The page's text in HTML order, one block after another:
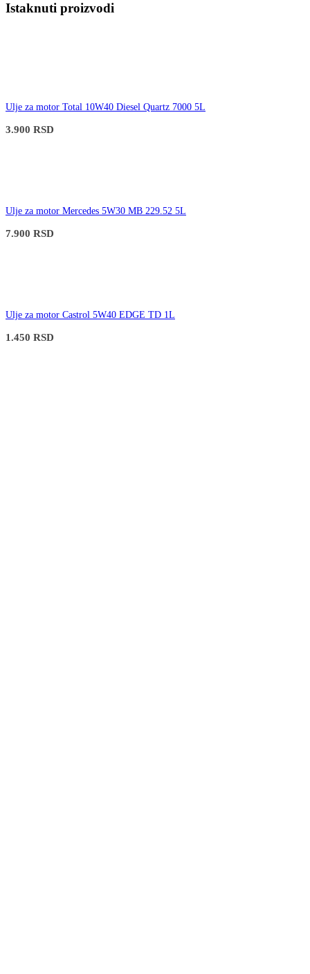
Istaknuti proizvodi
Ulje za motor Total 10W40 Diesel Quartz 7000 5L
3.900 RSD
Ulje za motor Mercedes 5W30 MB 229.52 5L
7.900 RSD
Ulje za motor Castrol 5W40 EDGE TD 1L
1.450 RSD